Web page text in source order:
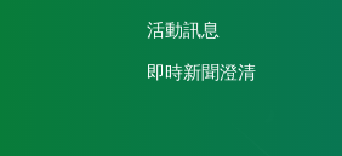
活動訊息
即時新聞澄清